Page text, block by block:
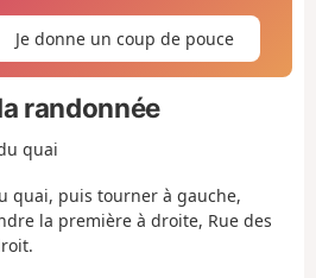
Je donne un coup de pouce
randonnée
quai
quai, puis tourner à gauche,
la première à droite, Rue des